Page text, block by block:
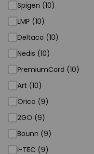
Spigen (10)
LMP (10)
Deltaco (10)
Nedis (10)
PremiumCord (10)
Art (10)
Orico (9)
2GO (9)
Bounn (9)
I-TEC (9)